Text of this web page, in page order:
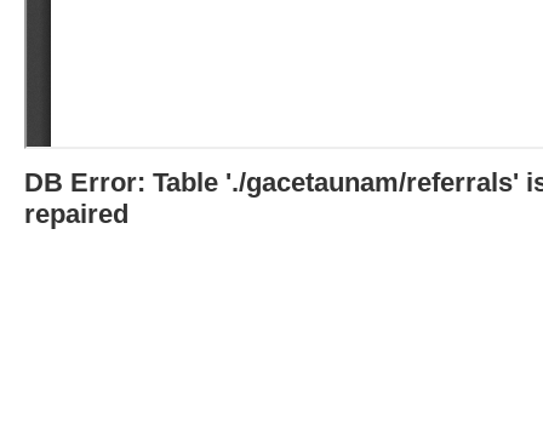
DB Error: Table './gacetaunam/referrals'
repaired